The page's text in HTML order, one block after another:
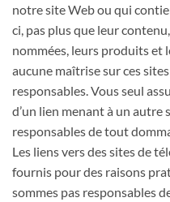
notre site Web ou qui
ci, pas plus que leur
nommées, leurs produits et
aucune maîtrise sur ces
responsables. Vous seul
d’un lien menant à un autre
responsables de tout
Les liens vers des sites de
fournis pour des raisons
sommes pas responsables